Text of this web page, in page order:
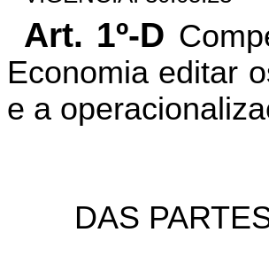
Art. 1º-D
Economia editar
e a
DAS